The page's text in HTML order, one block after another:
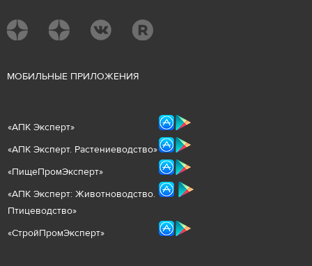
МОБИЛЬНЫЕ ПРИЛОЖЕНИЯ
«АПК Эксперт»
«АПК Эксперт. Растениеводство»
«ПищеПромЭксперт»
«АПК Эксперт: Животноводство.
Птицеводство»
«СтройПромЭксперт»